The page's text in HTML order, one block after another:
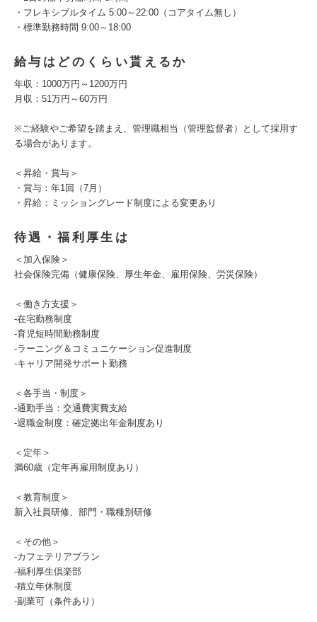
・フレキシブルタイム 5:00～22:00（コアタイム無し）
・標準勤務時間 9:00～18:00
給与はどのくらい貰えるか
年収：1000万円～1200万円
月収：51万円～60万円
※ご経験やご希望を踏まえ、管理職相当（管理監督者）として採用す
る場合があります。
＜昇給・賞与＞
・賞与：年1回（7月）
・昇給：ミッショングレード制度による変更あり
待遇・福利厚生は
＜加入保険＞
社会保険完備（健康保険、厚生年金、雇用保険、労災保険）
＜働き方支援＞
-在宅勤務制度
-育児短時間勤務制度
-ラーニング＆コミュニケーション促進制度
-キャリア開発サポート勤務
＜各手当・制度＞
-通勤手当：交通費実費支給
-退職金制度：確定拠出年金制度あり
＜定年＞
満60歳（定年再雇用制度あり）
＜教育制度＞
新入社員研修、部門・職種別研修
＜その他＞
-カフェテリアプラン
-福利厚生倶楽部
-積立年休制度
-副業可（条件あり）